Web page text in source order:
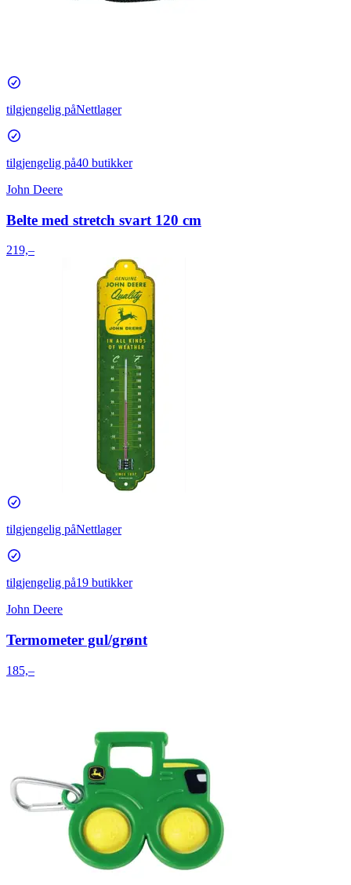
tilgjengelig påNettlager
tilgjengelig på40 butikker
John Deere
Belte med stretch svart 120 cm
219,–
tilgjengelig påNettlager
tilgjengelig på19 butikker
John Deere
Termometer gul/grønt
185,–